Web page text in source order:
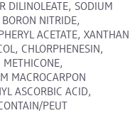
DILINOLEATE, SODIUM
NITRIDE,
ACETATE, XANTHAN
CHLORPHENESIN,
METHICONE,
MACROCARPON
ASCORBIC ACID,
PEUT